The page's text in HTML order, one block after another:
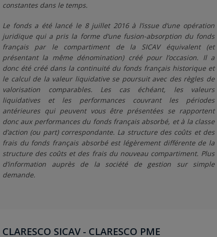
constantes dans le temps.
Le fonds a été lancé le 8 juillet 2016 à l’issue d’une opération
juridique qui a pris la forme d’une fusion-absorption du fonds
français par le compartiment de la SICAV équivalent (et
présentant la même dénomination) créé pour l’occasion. Il a
donc été créé dans la continuité du fonds français historique et
le calcul de la valeur liquidative se poursuit avec des règles de
valorisation comparables. Les cas échéant, les valeurs
liquidatives et les performances couvrant les périodes
antérieures qui peuvent vous être présentées se rapportent
donc aux performances du fonds français absorbé, et à la classe
d’action (ou part) correspondante. La structure des coûts et des
frais du fonds français absorbé est légèrement différente de la
structure des coûts et des frais du nouveau compartiment. Plus
d’information auprès de la société de gestion sur simple
demande.
CLARESCO SICAV - CLARESCO PME